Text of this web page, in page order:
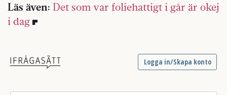
Läs även: Det som var foliehattigt i går är okej
i dag